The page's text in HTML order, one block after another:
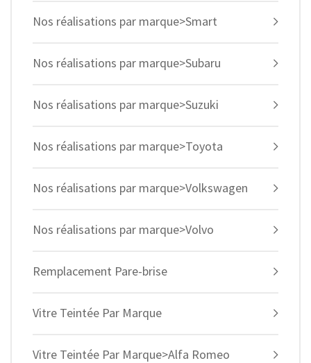
Nos réalisations par marque>Smart
Nos réalisations par marque>Subaru
Nos réalisations par marque>Suzuki
Nos réalisations par marque>Toyota
Nos réalisations par marque>Volkswagen
Nos réalisations par marque>Volvo
Remplacement Pare-brise
Vitre Teintée Par Marque
Vitre Teintée Par Marque>Alfa Romeo